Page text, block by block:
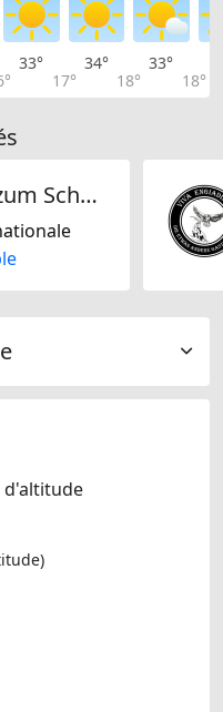
33°
17°
34°
18°
33°
18°
Landgasthof zum Schwert
d'altitude